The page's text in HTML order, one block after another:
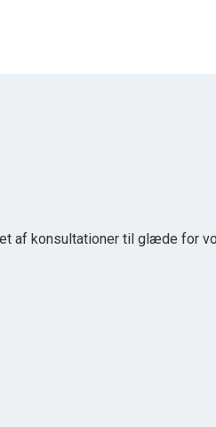
af konsultationer til glæde for